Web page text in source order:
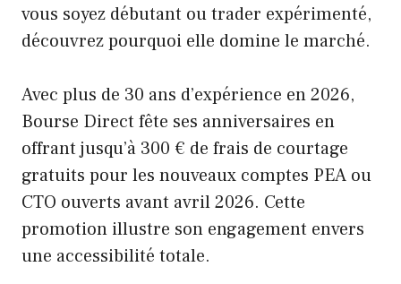
vous soyez débutant ou trader expérimenté,
découvrez pourquoi elle domine le marché.
Avec plus de 30 ans d’expérience en 2026,
Bourse Direct fête ses anniversaires en
offrant jusqu’à 300 € de frais de courtage
gratuits pour les nouveaux comptes PEA ou
CTO ouverts avant avril 2026. Cette
promotion illustre son engagement envers
une accessibilité totale.